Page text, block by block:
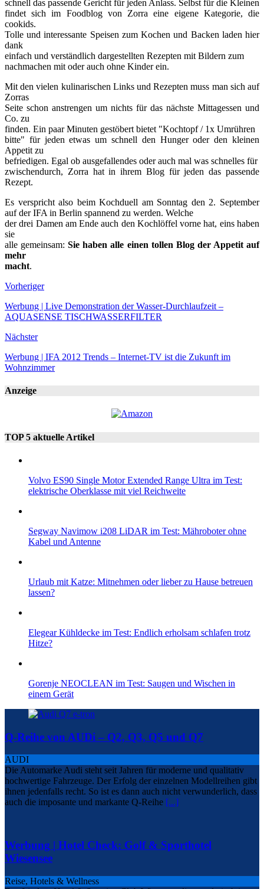
schnell das passende Gericht für jeden Anlass. Selbst für die Kleinen
findet sich im Foodblog von Zorra eine eigene Kategorie, die
cookids.
Tolle und interessante Speisen zum Kochen und Backen laden hier
dank
einfach und verständlich dargestellten Rezepten mit Bildern zum
nachmachen mit oder auch ohne Kinder ein.
Mit den vielen kulinarischen Links und Rezepten muss man sich auf
Zorras
Seite schon anstrengen um nichts für das nächste Mittagessen und
Co. zu
finden. Ein paar Minuten gestöbert bietet "Kochtopf / 1x Umrühren
bitte" für jeden etwas um schnell den Hunger oder den kleinen
Appetit zu
befriedigen. Egal ob ausgefallendes oder auch mal was schnelles für
zwischendurch, Zorra hat in ihrem Blog für jeden das passende
Rezept.
Es verspricht also beim Kochduell am Sonntag den 2. September
auf der IFA in Berlin spannend zu werden. Welche
der drei Damen am Ende auch den Kochlöffel vorne hat, eins haben
sie
alle gemeinsam:Sie haben alle einen tollen Blog der Appetit auf
mehr
macht.
Vorheriger
Werbung | Live Demonstration der Wasser-Durchlaufzeit –
AQUASENSE TISCHWASSERFILTER
Nächster
Werbung | IFA 2012 Trends – Internet-TV ist die Zukunft im
Wohnzimmer
Anzeige
TOP 5 aktuelle Artikel
Volvo ES90 Single Motor Extended Range Ultra im Test:
elektrische Oberklasse mit viel Reichweite
Segway Navimow i208 LiDAR im Test: Mähroboter ohne
Kabel und Antenne
Urlaub mit Katze: Mitnehmen oder lieber zu Hause betreuen
lassen?
Elegear Kühldecke im Test: Endlich erholsam schlafen trotz
Hitze?
Gorenje NEOCLEAN im Test: Saugen und Wischen in
einem Gerät
Q-Reihe von AUDi – Q2, Q3, Q5 und Q7
AUDI
Die Automarke Audi steht seit Jahren für moderne und qualitativ
hochwertige Fahrzeuge. Der Erfolg der einzelnen Modellreihen gibt
ihnen jedenfalls recht. So ist es dann auch nicht verwunderlich, dass
auch die imposante und markante Q-Reihe [...]
Werbung | Hotel Check: Golf & Sporthotel
Wiesensee
Reise, Hotels & Wellness